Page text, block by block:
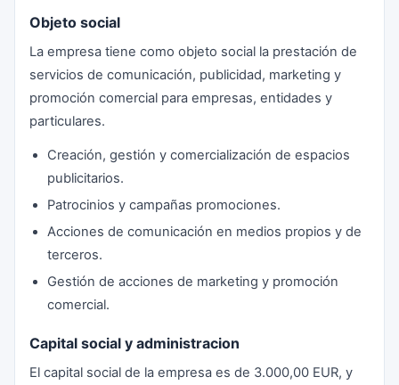
Objeto social
La empresa tiene como objeto social la prestación de
servicios de comunicación, publicidad, marketing y
promoción comercial para empresas, entidades y
particulares.
Creación, gestión y comercialización de espacios
publicitarios.
Patrocinios y campañas promociones.
Acciones de comunicación en medios propios y de
terceros.
Gestión de acciones de marketing y promoción
comercial.
Capital social y administracion
El capital social de la empresa es de 3.000,00 EUR, y